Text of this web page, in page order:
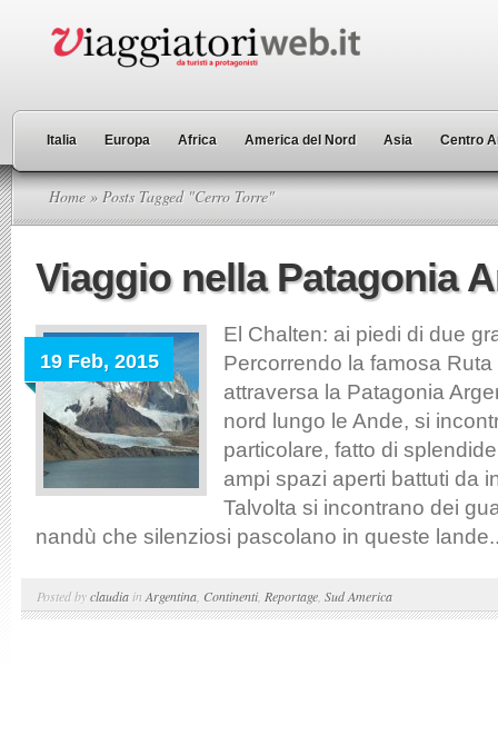
Italia Europa Africa America del Nord Asia Centro
Home » Posts Tagged "Cerro Torre"
Viaggio nella Patagonia
19 Feb, 2015
El Chalten: ai piedi di due
Percorrendo la famosa
attraversa la Patagonia
nord lungo le Ande, si
particolare, fatto di
ampi spazi aperti battuti da
Talvolta si incontrano dei
nandù che silenziosi pascolano in queste
Posted byclaudia in Argentina Continenti, Reportage Sud America